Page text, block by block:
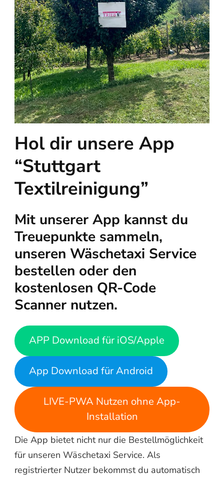
Hol dir unsere App
“Stuttgart
Textilreinigung”
Mit unserer App kannst du
Treuepunkte sammeln,
unseren Wäschetaxi Service
bestellen oder den
kostenlosen QR-Code
Scanner nutzen.
APP Download für iOS/Apple
App Download für Android
LIVE-PWA Nutzen ohne App-
Installation
Die App bietet nicht nur die Bestellmöglichkeit
für unseren Wäschetaxi Service. Als
registrierter Nutzer bekommst du automatisch